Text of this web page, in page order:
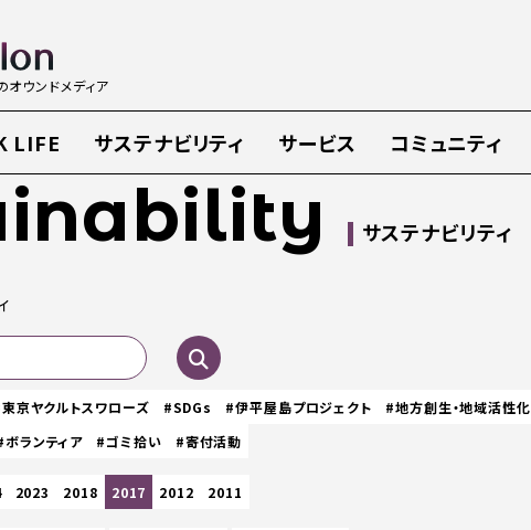
ウンドメディア
LIFE サステナビリティ サービス コミュニティ
サステナビリティ
京ヤクルトスワローズ #SDGs #伊平屋島プロジェクト #地方創生・地域活性化
ボランティア #ゴミ拾い #寄付活動
2023 2018 2017 2012 2011